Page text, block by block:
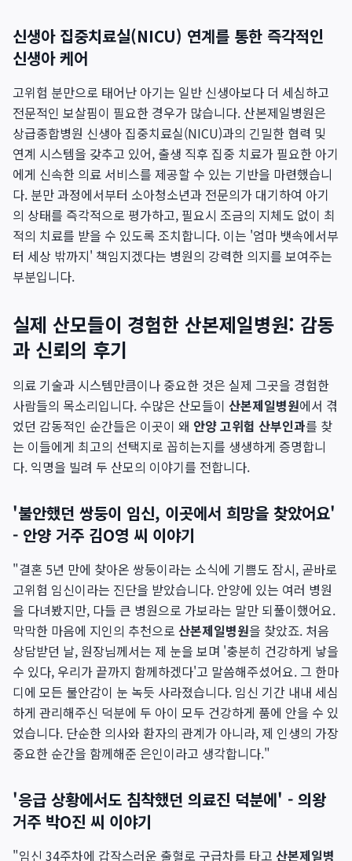
신생아 집중치료실(NICU) 연계를 통한 즉각적인
신생아 케어
고위험 분만으로 태어난 아기는 일반 신생아보다 더 세심하고
전문적인 보살핌이 필요한 경우가 많습니다. 산본제일병원은
상급종합병원 신생아 집중치료실(NICU)과의 긴밀한 협력 및
연계 시스템을 갖추고 있어, 출생 직후 집중 치료가 필요한 아기
에게 신속한 의료 서비스를 제공할 수 있는 기반을 마련했습니
다. 분만 과정에서부터 소아청소년과 전문의가 대기하여 아기
의 상태를 즉각적으로 평가하고, 필요시 조금의 지체도 없이 최
적의 치료를 받을 수 있도록 조치합니다. 이는 '엄마 뱃속에서부
터 세상 밖까지' 책임지겠다는 병원의 강력한 의지를 보여주는
부분입니다.
실제 산모들이 경험한 산본제일병원: 감동
과 신뢰의 후기
의료 기술과 시스템만큼이나 중요한 것은 실제 그곳을 경험한
사람들의 목소리입니다. 수많은 산모들이 산본제일병원에서 겪
었던 감동적인 순간들은 이곳이 왜 안양 고위험 산부인과를 찾
는 이들에게 최고의 선택지로 꼽히는지를 생생하게 증명합니
다. 익명을 빌려 두 산모의 이야기를 전합니다.
'불안했던 쌍둥이 임신, 이곳에서 희망을 찾았어요'
- 안양 거주 김O영 씨 이야기
"결혼 5년 만에 찾아온 쌍둥이라는 소식에 기쁨도 잠시, 곧바로
고위험 임신이라는 진단을 받았습니다. 안양에 있는 여러 병원
을 다녀봤지만, 다들 큰 병원으로 가보라는 말만 되풀이했어요.
막막한 마음에 지인의 추천으로 산본제일병원을 찾았죠. 처음
상담받던 날, 원장님께서는 제 눈을 보며 '충분히 건강하게 낳을
수 있다, 우리가 끝까지 함께하겠다'고 말씀해주셨어요. 그 한마
디에 모든 불안감이 눈 녹듯 사라졌습니다. 임신 기간 내내 세심
하게 관리해주신 덕분에 두 아이 모두 건강하게 품에 안을 수 있
었습니다. 단순한 의사와 환자의 관계가 아니라, 제 인생의 가장
중요한 순간을 함께해준 은인이라고 생각합니다."
'응급 상황에서도 침착했던 의료진 덕분에' - 의왕
거주 박O진 씨 이야기
"임신 34주차에 갑작스러운 출혈로 구급차를 타고 산본제일병